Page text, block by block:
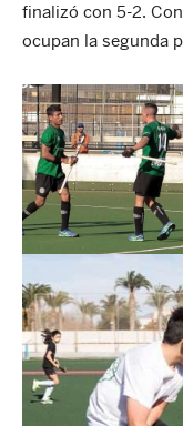
finalizó con 5-2.
ocupan la segunda